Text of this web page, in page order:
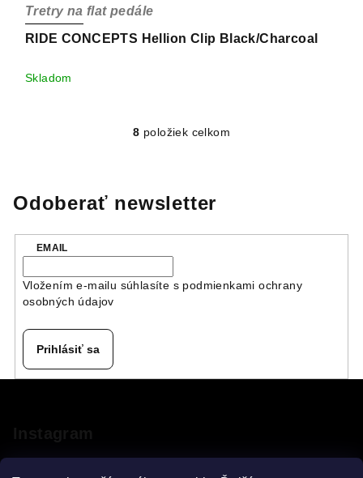
RIDE CONCEPTS Hellion Clip Black/Charcoal
Tretry na flat pedále
Skladom
O
á
d
a
e
y
i
8 položiek celkom
Odoberať newsletter
EMAIL
Vložením e-mailu súhlasíte s podmienkami ochrany
osobných údajov
Prihlásiť sa
ä